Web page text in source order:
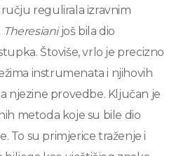
regulirala izravnim
Theresianijoš bila dio
Štoviše, vrlo je precizno
instrumenata i njihovih
njezine provedbe. Ključan je
metoda koje su bile dio
To su primjerice traženje i